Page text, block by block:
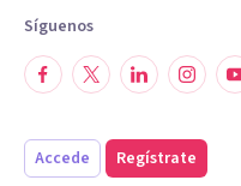
Síguenos
Accede Regístrate